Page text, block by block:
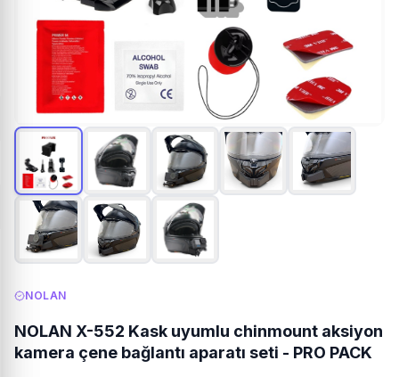
NOLAN
NOLAN X-552 Kask uyumlu chinmount aksiyon
kamera çene bağlantı aparatı seti - PRO PACK